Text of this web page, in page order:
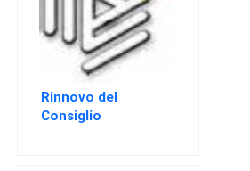
Rinnovo del
Consiglio